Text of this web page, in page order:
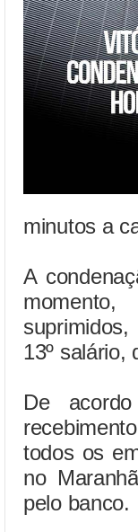
minutos a
A
13º salário,
De
todos os
no
pelo banco.